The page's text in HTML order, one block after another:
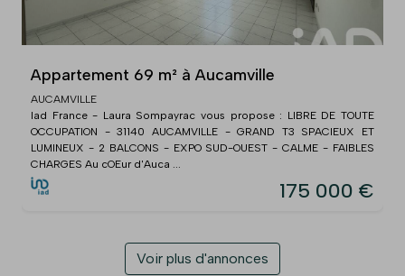
Appartement 69 m² à Aucamville
AUCAMVILLE
Iad France - Laura Sompayrac vous propose : LIBRE DE TOUTE
OCCUPATION - 31140 AUCAMVILLE - GRAND T3 SPACIEUX ET
LUMINEUX - 2 BALCONS - EXPO SUD-OUEST - CALME - FAIBLES
CHARGES Au cOEur d'Auca ...
175 000 €
Voir plus d'annonces